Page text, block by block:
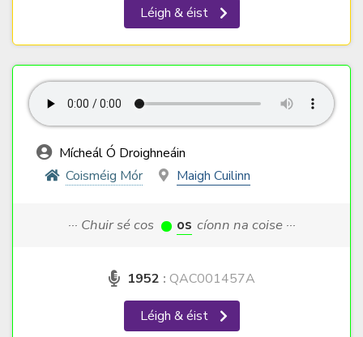
Léigh & éist
Mícheál Ó Droighneáin
Coisméig Mór
Maigh Cuilinn
··· Chuir sé cos os cíonn na coise ···
1952 : QAC001457A
Léigh & éist